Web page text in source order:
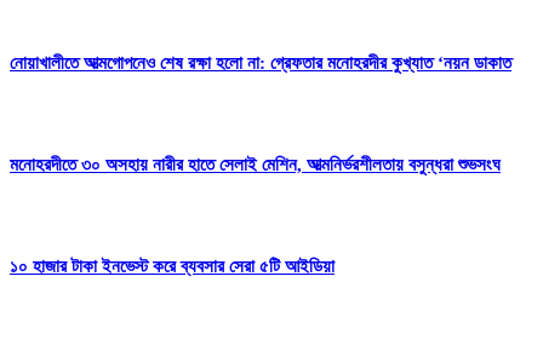
নোয়াখালীতে আত্মগোপনেও শেষ রক্ষা হলো না: গ্রেফতার মনোহরদীর কুখ্যাত ‘নয়ন ডাকাত
মনোহরদীতে ৩০ অসহায় নারীর হাতে সেলাই মেশিন, আত্মনির্ভরশীলতায় বসুন্ধরা শুভসংঘ
১০ হাজার টাকা ইনভেস্ট করে ব্যবসার সেরা ৫টি আইডিয়া